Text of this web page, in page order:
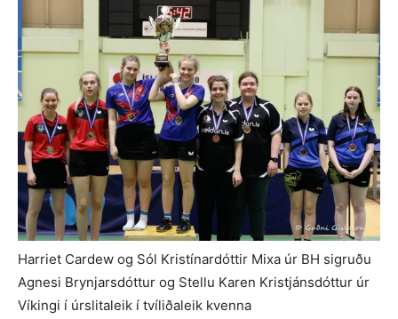
Harriet Cardew og Sól Kristínardóttir Mixa úr BH sigruðu
Agnesi Brynjarsdóttur og Stellu Karen Kristjánsdóttur úr
Víkingi í úrslitaleik í tvíliðaleik kvenna